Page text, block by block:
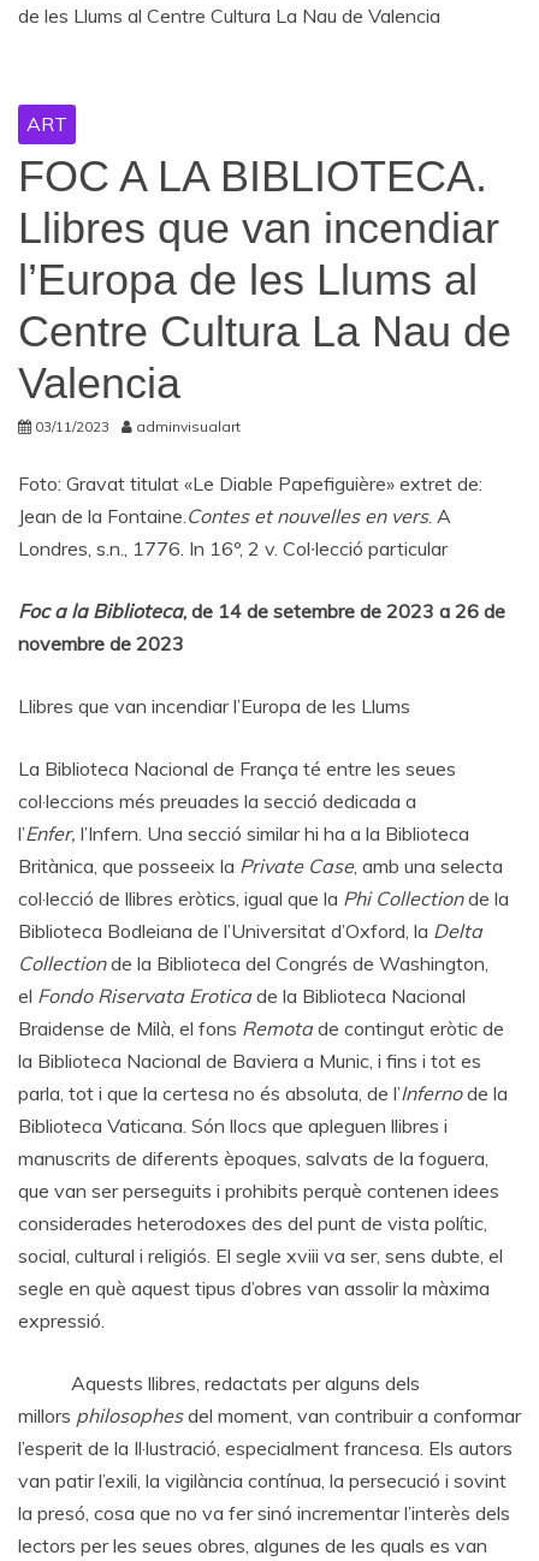
de les Llums al Centre Cultura La Nau de Valencia
ART
FOC A LA BIBLIOTECA.
Llibres que van incendiar
l’Europa de les Llums al
Centre Cultura La Nau de
Valencia
03/11/2023 adminvisualart
Foto: Gravat titulat «Le Diable Papefiguière» extret de:
Jean de la Fontaine.Contes et nouvelles en vers. A
Londres, s.n., 1776. In 16º, 2 v. Col∙lecció particular
Foc a la Biblioteca, de 14 de setembre de 2023 a 26 de
novembre de 2023
Llibres que van incendiar l’Europa de les Llums
La Biblioteca Nacional de França té entre les seues
col·leccions més preuades la secció dedicada a
l’Enfer, l’Infern. Una secció similar hi ha a la Biblioteca
Britànica, que posseeix la Private Case, amb una selecta
col·lecció de llibres eròtics, igual que la Phi Collectionde la
Biblioteca Bodleiana de l’Universitat d’Oxford, la Delta
Collectionde la Biblioteca del Congrés de Washington,
el Fondo Riservata Eroticade la Biblioteca Nacional
Braidense de Milà, el fons Remotade contingut eròtic de
la Biblioteca Nacional de Baviera a Munic, i fins i tot es
parla, tot i que la certesa no és absoluta, de l’Infernode la
Biblioteca Vaticana. Són llocs que apleguen llibres i
manuscrits de diferents èpoques, salvats de la foguera,
que van ser perseguits i prohibits perquè contenen idees
considerades heterodoxes des del punt de vista polític,
social, cultural i religiós. El segle xviii va ser, sens dubte, el
segle en què aquest tipus d’obres van assolir la màxima
expressió.
Aquests llibres, redactats per alguns dels
millors philosophesdel moment, van contribuir a conformar
l’esperit de la Il·lustració, especialment francesa. Els autors
van patir l’exili, la vigilància contínua, la persecució i sovint
la presó, cosa que no va fer sinó incrementar l’interès dels
lectors per les seues obres, algunes de les quals es van